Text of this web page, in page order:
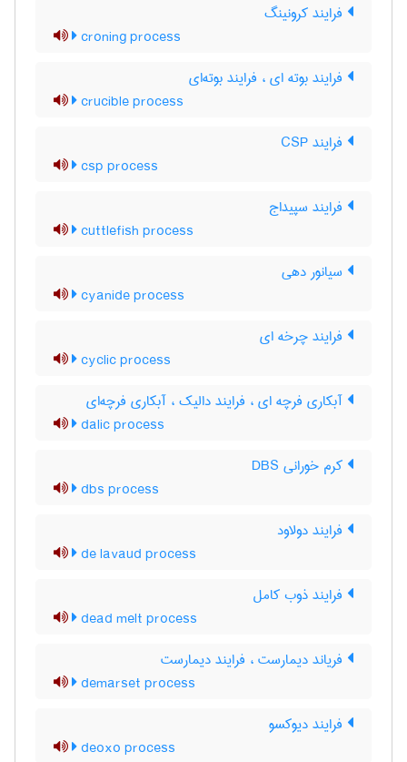
فرایند کرونینگ
croning process
فرایند بوته ای ، فرایند بوته‌ای
crucible process
فرایند CSP
csp process
فرایند سپیداج
cuttlefish process
سیانور دهی
cyanide process
فرایند چرخه ای
cyclic process
آبکاری فرچه ای ، فرایند دالیک ، آبکاری فرچه‌ای
dalic process
کرم خورانی DBS
dbs process
فرایند دولاود
de lavaud process
فرایند ذوب کامل
dead melt process
فریاند دیمارست ، فرایند دیمارست
demarset process
فرایند دیوکسو
deoxo process